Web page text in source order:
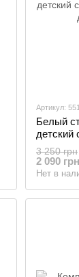
Артикул:
Белый
детский
Белый
3 250 грн
2 090 грн
Нет в